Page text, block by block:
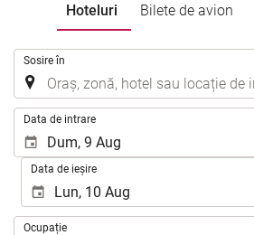
Hoteluri Bilete de avion
Sosire în
Data de intrare
Data de ieșire
Ocupație
Ocupație